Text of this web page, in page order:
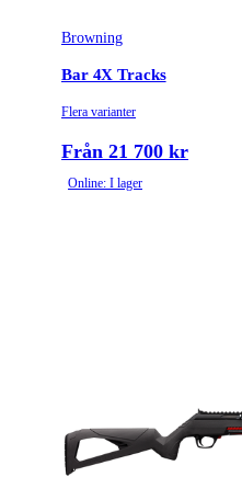
Browning
Bar 4X Tracks
Flera varianter
Från 21 700 kr
Online: I lager